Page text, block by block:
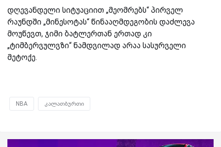
დღევანდელი სიტუაციით „მეომრებს“ პირველ
რაუნდში „მინესოტას“ წინააღმდეგობის დაძლევა
მოუწევთ, ჯიმი ბატლერთან ერთად კი
„ტიმბერვულვზი“ ნამდვილად არაა სასურველი
მეტოქე.
NBA კალათბურთი